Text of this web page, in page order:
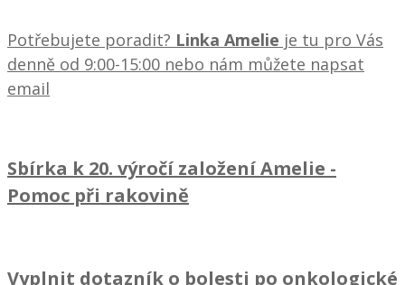
Potřebujete poradit? Linka Amelie je tu pro Vás
denně od 9:00-15:00 nebo nám můžete napsat
email
Sbírka k 20. výročí založení Amelie -
Pomoc při rakovině
Vyplnit dotazník o bolesti po onkologické